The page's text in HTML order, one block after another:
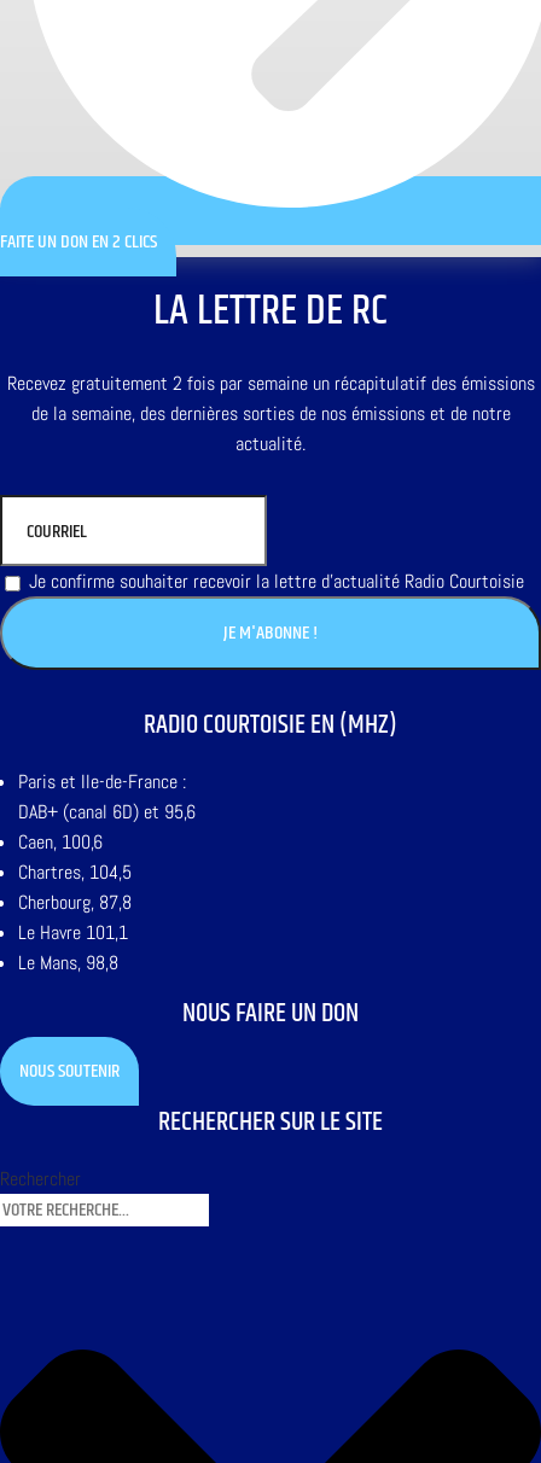
FAITE UN DON EN 2 CLICS
LA LETTRE DE RC
Recevez gratuitement 2 fois par semaine un récapitulatif des émissions
de la semaine, des dernières sorties de nos émissions et de notre
actualité.
Je confirme souhaiter recevoir la lettre d'actualité Radio Courtoisie
RADIO COURTOISIE EN (MHZ)
Paris et Ile-de-France :
DAB+ (canal 6D) et 95,6
Caen, 100,6
Chartres, 104,5
Cherbourg, 87,8
Le Havre 101,1
Le Mans, 98,8
NOUS FAIRE UN DON
NOUS SOUTENIR
RECHERCHER SUR LE SITE
Rechercher